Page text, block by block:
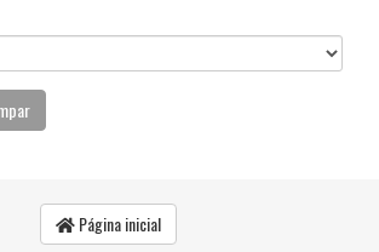
Página inicial